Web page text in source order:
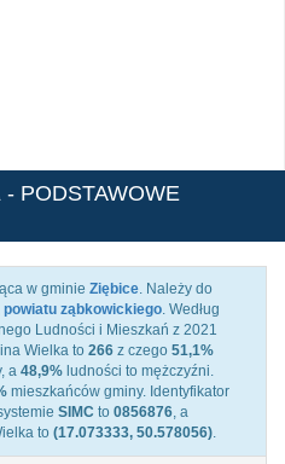
- PODSTAWOWE
w gminie Ziębice. Należy do
powiatu ząbkowickiego. Według
Ludności i Mieszkań z 2021
Wielka to 266 z czego 51,1%
a 48,9% ludności to mężczyźni.
mieszkańców gminy. Identyfikator
SIMC to 0856876, a
to (17.073333, 50.578056).